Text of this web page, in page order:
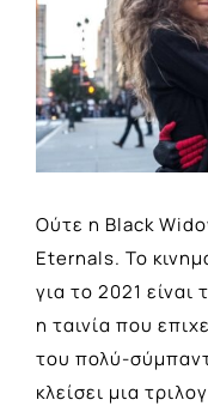
Image
Ούτε η Black
Eternals. Το
για το 2021 είναι
η ταινία που
του πολύ-
κλείσει μια